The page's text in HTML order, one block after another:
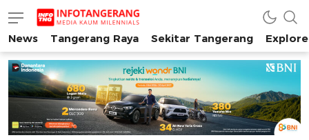
INFO TANGERANG
Media Kaum Millenials Tangerang Raya
News Tangerang Raya Sekitar Tangerang